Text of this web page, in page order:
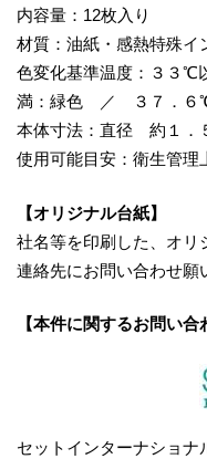
内容量：12枚入り
材質：油紙・感熱特殊イ
色変化基準温度：３３
満：緑色 ／ ３７．６
本体寸法：直径 約１．
使用可能目安：衛生管理
【オリジナル台紙】
社名等を印刷した、オリ
連絡先にお問い合わせ願
【本件に関するお問い合
セットインターナショナ